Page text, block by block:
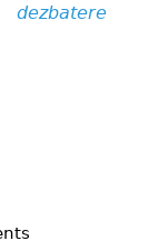
dezbatere